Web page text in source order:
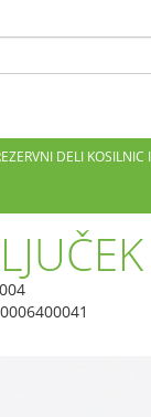
DELI